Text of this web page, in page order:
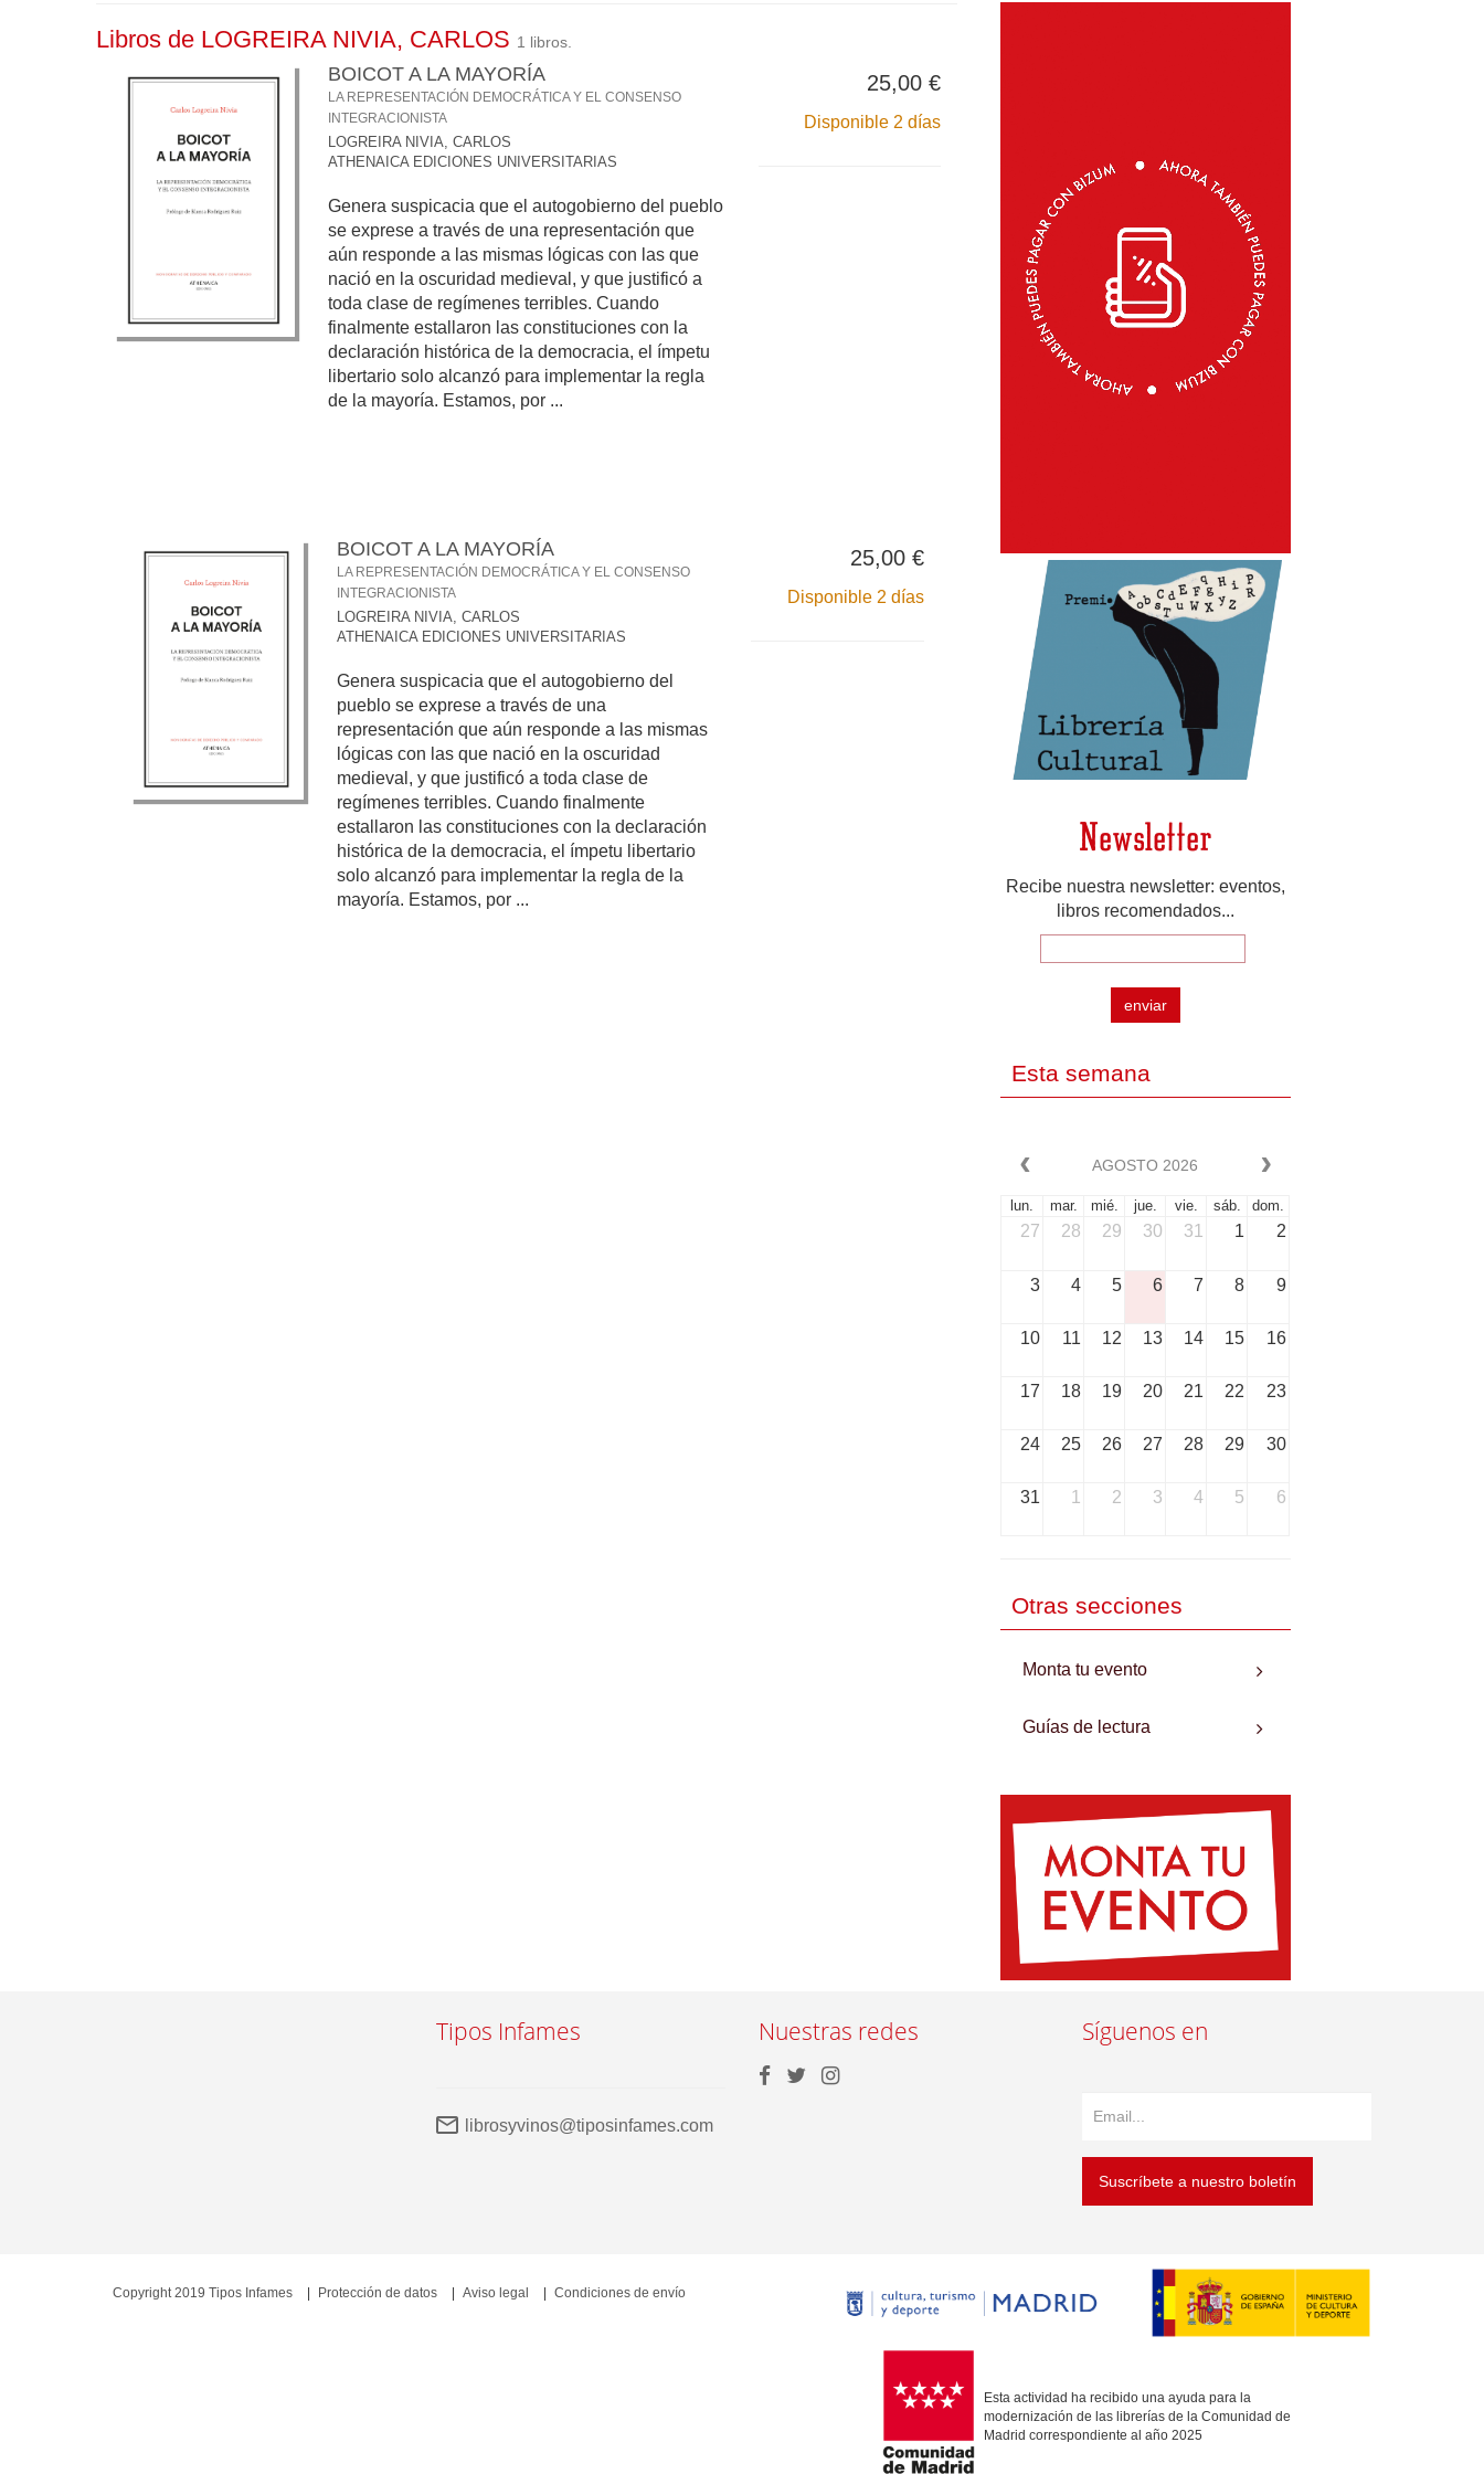
Libros de LOGREIRA NIVIA, CARLOS 1 libros.
BOICOT A LA MAYORÍA
LA REPRESENTACIÓN DEMOCRÁTICA Y EL CONSENSO
INTEGRACIONISTA
LOGREIRA NIVIA, CARLOS
ATHENAICA EDICIONES UNIVERSITARIAS
Genera suspicacia que el autogobierno del pueblo
se exprese a través de una representación que
aún responde a las mismas lógicas con las que
nació en la oscuridad medieval, y que justificó a
toda clase de regímenes terribles. Cuando
finalmente estallaron las constituciones con la
declaración histórica de la democracia, el ímpetu
libertario solo alcanzó para implementar la regla
de la mayoría. Estamos, por ...
25,00 €
Disponible 2 días
BOICOT A LA MAYORÍA
LA REPRESENTACIÓN DEMOCRÁTICA Y EL CONSENSO
INTEGRACIONISTA
LOGREIRA NIVIA, CARLOS
ATHENAICA EDICIONES UNIVERSITARIAS
Genera suspicacia que el autogobierno del
pueblo se exprese a través de una
representación que aún responde a las mismas
lógicas con las que nació en la oscuridad
medieval, y que justificó a toda clase de
regímenes terribles. Cuando finalmente
estallaron las constituciones con la declaración
histórica de la democracia, el ímpetu libertario
solo alcanzó para implementar la regla de la
mayoría. Estamos, por ...
25,00 €
Disponible 2 días
Newsletter
Recibe nuestra newsletter: eventos,
libros recomendados...
enviar
Esta semana
AGOSTO 2026
lun. mar. mié. jue. vie. sáb. dom.
27 28 29 30 31 1 2
3 4 5 6 7 8 9
10 11 12 13 14 15 16
17 18 19 20 21 22 23
24 25 26 27 28 29 30
31 1 2 3 4 5 6
Otras secciones
Monta tu evento
Guías de lectura
Tipos Infames
librosyvinos@tiposinfames.com
Nuestras redes Síguenos en
Suscríbete a nuestro boletín
Esta actividad ha recibido una ayuda para la
modernización de las librerías de la Comunidad de
Madrid correspondiente al año 2025
Copyright 2019 Tipos Infames Protección de datos Aviso legal Condiciones de envío